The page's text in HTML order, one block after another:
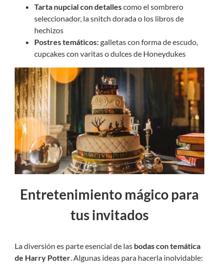
Tarta nupcial con detallescomo el sombrero
seleccionador, la snitch dorada o los libros de
hechizos
Postres temáticos:galletas con forma de escudo,
cupcakes con varitas o dulces de Honeydukes
Entretenimiento mágico para
tus invitados
La diversión es parte esencial de las bodas con temática
de Harry Potter. Algunas ideas para hacerla inolvidable: